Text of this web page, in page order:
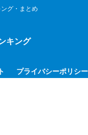
グ・まとめ
キング
プライバシーポリシー